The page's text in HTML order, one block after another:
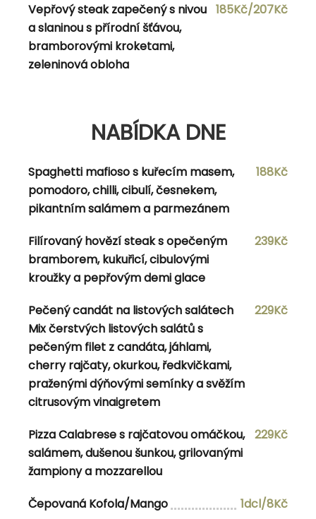
Smažené žampióny s vařeným
bramborem a domácí tatarskou
omáčkou
150Kč/165Kč
NABÍDKA DNE
Spaghetti Carbonara (pancetta, vejce,
smetana) sypané sýrem pazmezá
165Kč
Dürüm kebab tortila s kuřecím masem,
zeleninou, bílým a červeným zelím,červenou
cibulí, sýrem balkán, kebab dresinkem, s
domácími hranolkami a americkým dresinkem
Navigace pro příspěvek
Previous Post Previous 5.12.2022
Next PostNext 7.12.2022
editor
View all posts by editor
Vepřový steak zapečený s nivou
a slaninou s přírodní šťávou,
bramborovými kroketami,
zeleninová obloha
185Kč/207Kč
NABÍDKA DNE
Spaghetti mafioso s kuřecím masem,
pomodoro, chilli, cibulí, česnekem,
pikantním salámem a parmezánem
188Kč
Filírovaný hovězí steak s opečeným
bramborem, kukuřicí, cibulovými
kroužky a pepřovým demi glace
239Kč
Pečený candát na listových salátech
Mix čerstvých listových salátů s
pečeným filet z candáta, jáhlami,
cherry rajčaty, okurkou, ředkvičkami,
praženými dýňovými semínky a svěžím
citrusovým vinaigretem
229Kč
Pizza Calabrese s rajčatovou omáčkou,
salámem, dušenou šunkou, grilovanými
žampiony a mozzarellou
229Kč
Čepovaná Kofola/Mango
1dcl/8Kč